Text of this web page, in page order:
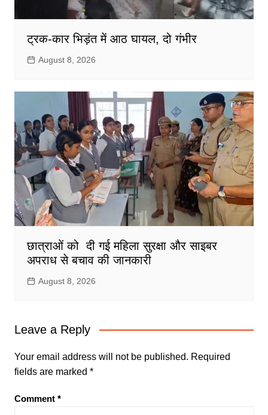
ट्रक-कार भिड़ंत में आठ घायल, दो गंभीर
August 8, 2026
छात्राओं को दी गई महिला सुरक्षा और साइबर
अपराध से बचाव की जानकारी
August 8, 2026
Leave a Reply
Your email address will not be published. Required
fields are marked *
Comment *